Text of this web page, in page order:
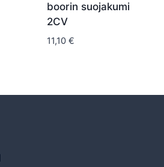
boorin suojakumi
2CV
11,10 €